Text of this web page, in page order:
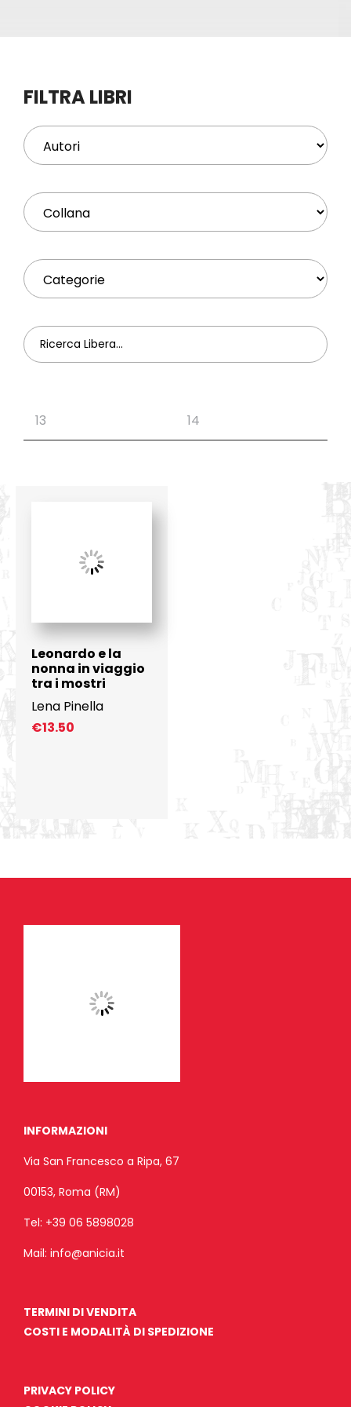
Profilo
FILTRA LIBRI
Leonardo e la
nonna in viaggio
tra i mostri
Lena Pinella
€13.50
INFORMAZIONI
Via San Francesco a Ripa, 67
00153, Roma (RM)
Tel: +39 06 5898028
Mail: info@anicia.it
TERMINI DI VENDITA
COSTI E MODALITÀ DI SPEDIZIONE
PRIVACY POLICY